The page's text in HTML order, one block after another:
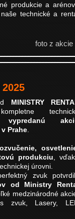
produkcie a
technické a
foto z akcie
MINISTRY
vypredanú
Prahe.
produkciu,
úrovni.
zvuk
od Ministry
medzinárodné
zvuk, Lasery,